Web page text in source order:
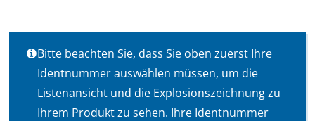
Bitte beachten Sie, dass Sie oben zuerst Ihre
Identnummer auswählen müssen, um die
Listenansicht und die Explosionszeichnung zu
Ihrem Produkt zu sehen. Ihre Identnummer